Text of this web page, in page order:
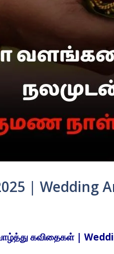
| Wedding
கவிதைகள் |